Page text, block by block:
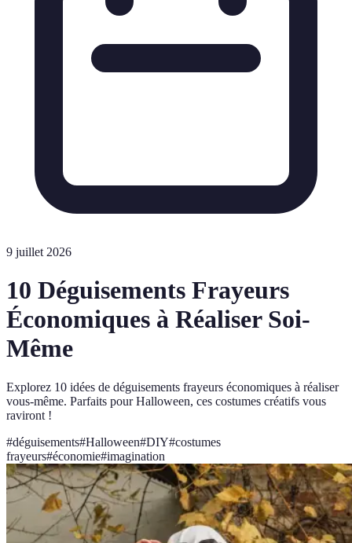
9 juillet 2026
10 Déguisements Frayeurs
Économiques à Réaliser Soi-
Même
Explorez 10 idées de déguisements frayeurs économiques à réaliser
vous-même. Parfaits pour Halloween, ces costumes créatifs vous
raviront !
#déguisements#Halloween#DIY#costumes
frayeurs#économie#imagination